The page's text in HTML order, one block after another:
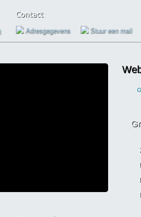
Adresgegevens Stuur een mail